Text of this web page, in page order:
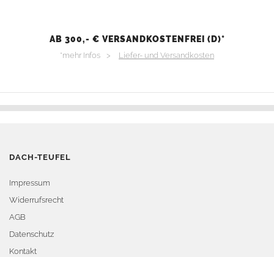
AB 300,- € VERSANDKOSTENFREI (D)*
*mehr Infos > Liefer- und Versandkosten
DACH-TEUFEL
Impressum
Widerrufsrecht
AGB
Datenschutz
Kontakt